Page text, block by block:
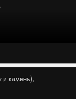
и камень),